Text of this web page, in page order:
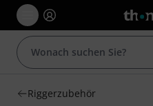
Riggerzubehör